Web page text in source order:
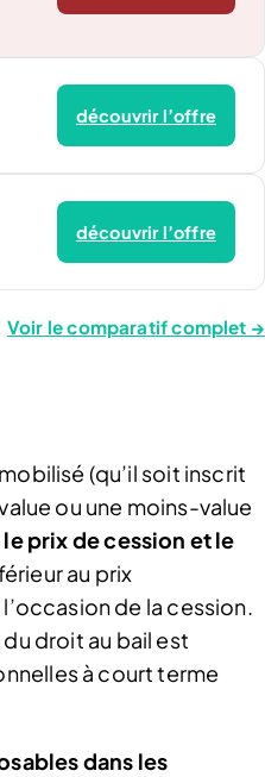
découvrir l’offre
découvrir l’offre
Voir le comparatif complet →
(qu’il soit inscrit
ou une moins-value
prix de cession et le
au prix
de la cession.
du droit au bail est
à court terme
dans les